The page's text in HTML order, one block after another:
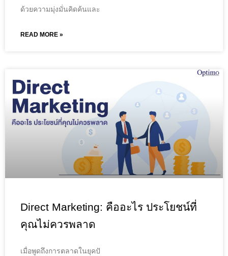
ด้วยความมุ่งมั่นคิดค้นและ
READ MORE »
Direct Marketing: คืออะไร ประโยชน์ที่
คุณไม่ควรพลาด
เมื่อพูดถึงการตลาดในยุคปั